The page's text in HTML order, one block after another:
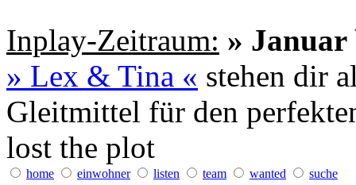
Inplay-Zeitraum: » Januar
» Lex & Tina « stehen dir
Gleitmittel für den
lost the plot
home einwohner listen team wanted suche